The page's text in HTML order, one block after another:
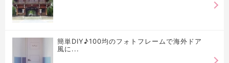
簡単DIY♪100均のフォトフレームで海外ドア
風に...